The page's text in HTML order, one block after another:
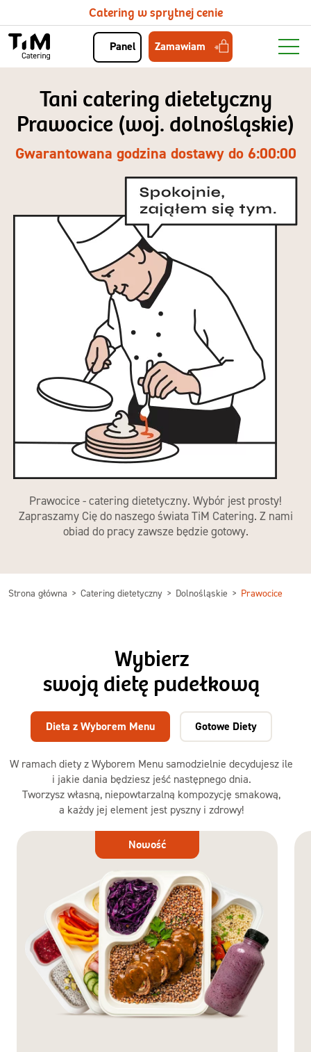
Catering w sprytnej cenie
Panel Zamawiam
Tani catering dietetyczny
Prawocice (woj. dolnośląskie)
Gwarantowana godzina dostawy do 6:00:00
Prawocice - catering dietetyczny. Wybór jest prosty!
Zapraszamy Cię do naszego świata TiM Catering. Z nami
obiad do pracy zawsze będzie gotowy.
Strona główna Catering dietetyczny Dolnośląskie Prawocice
Wybierz
swoją dietę pudełkową
W ramach diety z Wyborem Menu samodzielnie decydujesz ile
i jakie dania będziesz jeść następnego dnia.
Tworzysz własną, niepowtarzalną kompozycję smakową,
a każdy jej element jest pyszny i zdrowy!
Dieta z Wyborem Menu Gotowe Diety
Dieta
Nowość